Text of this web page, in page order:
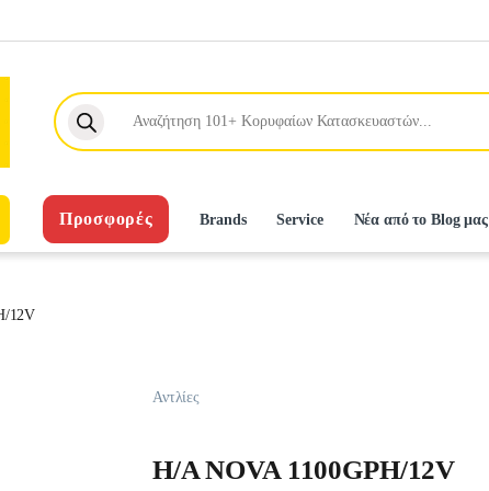
Products search
Προσφορές Brands Service Νέα από το Blog μας
12V
Αντλίες
H/A NOVA 1100GPH/12V